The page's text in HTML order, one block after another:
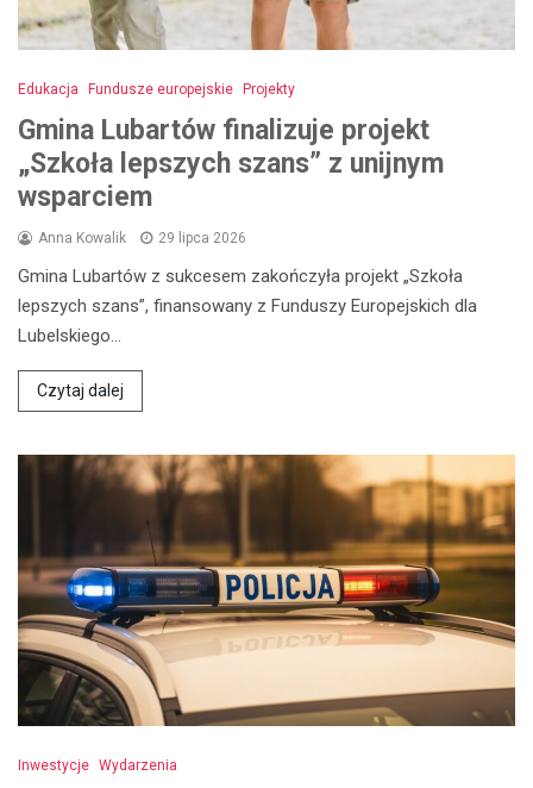
Edukacja Fundusze europejskie Projekty
Gmina Lubartów finalizuje projekt
„Szkoła lepszych szans” z unijnym
wsparciem
Anna Kowalik 29 lipca 2026
Gmina Lubartów z sukcesem zakończyła projekt „Szkoła
lepszych szans”, finansowany z Funduszy Europejskich dla
Lubelskiego…
Czytaj dalej
Inwestycje Wydarzenia